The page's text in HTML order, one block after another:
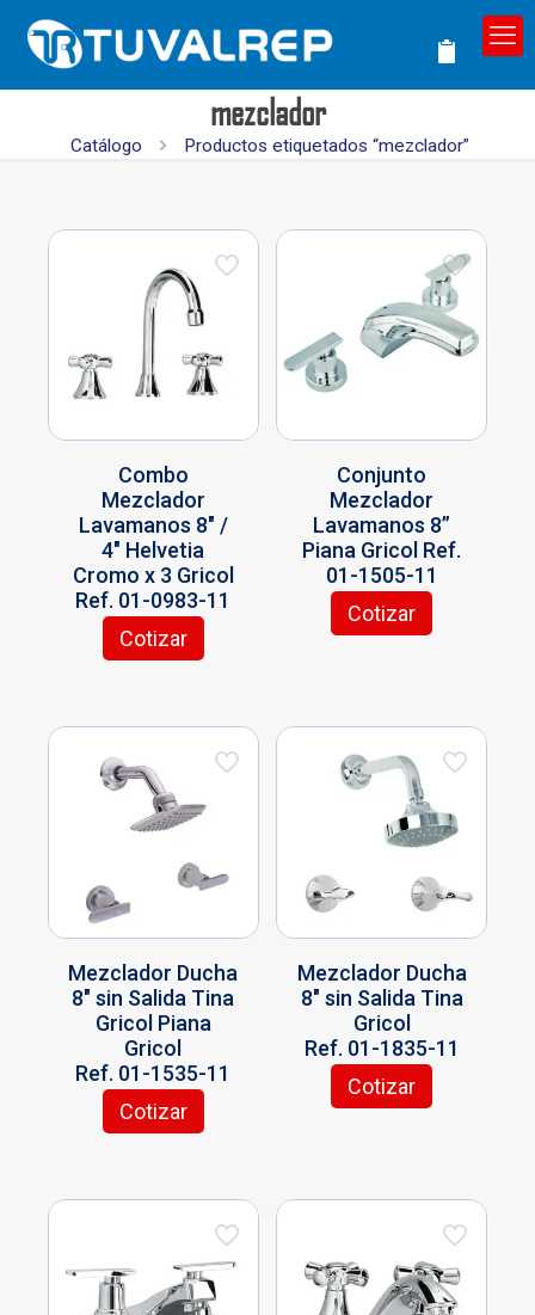
mezclador
Catálogo Productos etiquetados “mezclador”
Combo
Mezclador
Lavamanos 8″ /
4″ Helvetia
Cromo x 3 Gricol
Ref. 01-0983-11
Cotizar
Conjunto
Mezclador
Lavamanos 8”
Piana Gricol Ref.
01-1505-11
Cotizar
Mezclador Ducha
8″ sin Salida Tina
Gricol Piana
Gricol
Ref. 01-1535-11
Cotizar
Mezclador Ducha
8″ sin Salida Tina
Gricol
Ref. 01-1835-11
Cotizar